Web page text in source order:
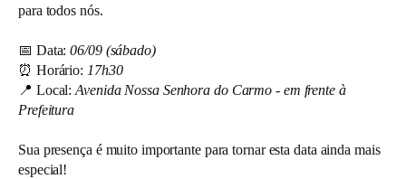
para todos nós.
📅 Data:06/09 (sábado)
⏰ Horário: 17h30
📍 Local:Avenida Nossa Senhora do Carmo - em frente à
Prefeitura
Sua presença é muito importante para tornar esta data ainda mais
especial!